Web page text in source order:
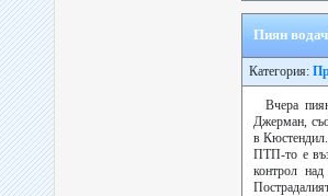
Пиян
Категория:
Вчера
Джерман,
в Кюстендил.
ПТП-то е
контрол